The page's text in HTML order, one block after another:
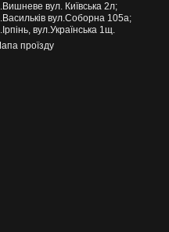
вул. Київська 2л;
вул.Соборна 105а;
вул.Українська 1щ.
проїзду